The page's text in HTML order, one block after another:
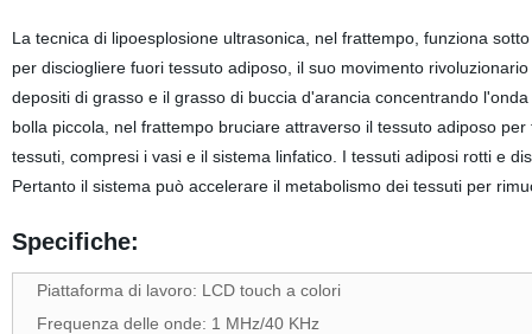
La tecnica di lipoesplosione ultrasonica, nel frattempo, funziona
per disciogliere fuori tessuto adiposo, il suo movimento
depositi di grasso e il grasso di buccia d'arancia concentrando
bolla piccola, nel frattempo bruciare attraverso il tessuto adiposo
tessuti, compresi i vasi e il sistema linfatico. I tessuti adiposi rotti e
Pertanto il sistema può accelerare il metabolismo dei tessuti per
Specifiche:
Piattaforma di lavoro: LCD touch a colori
Frequenza delle onde: 1 MHz/40 KHz